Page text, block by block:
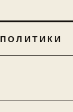
ПОЛИТИКИ